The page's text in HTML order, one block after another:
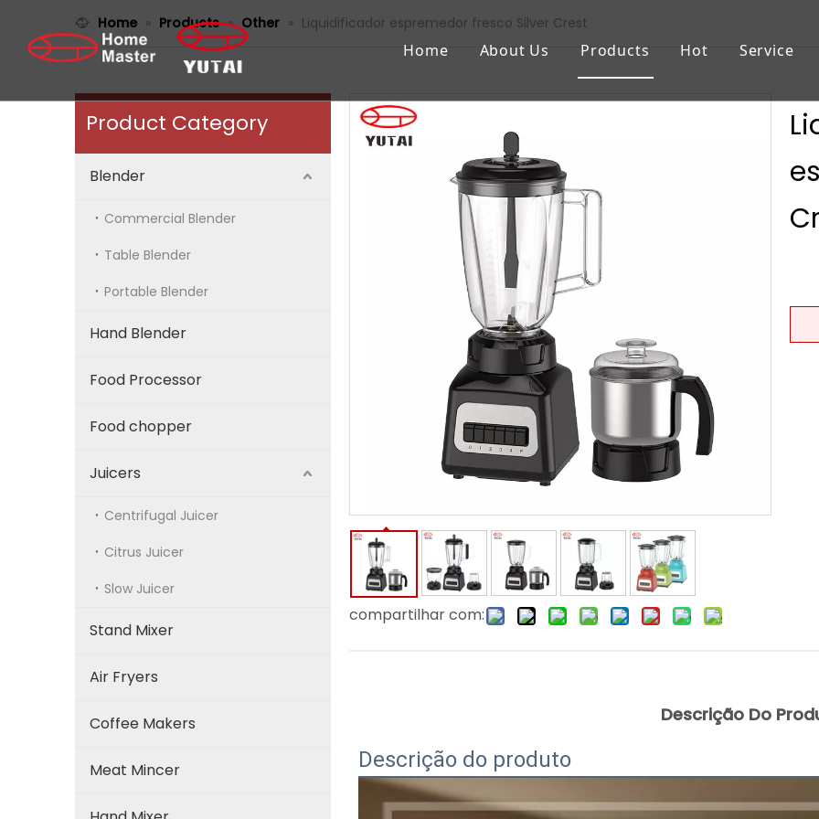
Home About Us Products Hot Service
Home » Products » Other » Liquidificador espremedor fresco Silver Crest
Product Category
Blender
Commercial Blender
Table Blender
Portable Blender
Hand Blender
Food Processor
Food chopper
Juicers
Centrifugal Juicer
Citrus Juicer
Slow Juicer
Stand Mixer
Air Fryers
Coffee Makers
Meat Mincer
compartilhar com:
Descrição Do
Descrição do produto